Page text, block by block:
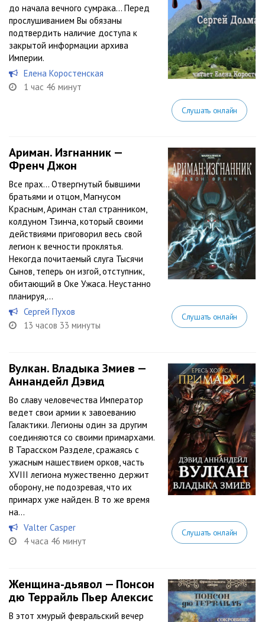
до начала вечного сумрака… Перед
прослушиванием Вы обязаны
подтвердить наличие доступа к
закрытой информации архива
Империи.
Елена Коростенская
1 час 46 минут
Слушать онлайн
Ариман. Изгнанник —
Френч Джон
Все прах… Отвергнутый бывшими
братьями и отцом, Магнусом
Красным, Ариман стал странником,
колдуном Тзинча, который своими
действиями приговорил весь свой
легион к вечности проклятья.
Некогда почитаемый слуга Тысячи
Сынов, теперь он изгой, отступник,
обитающий в Оке Ужаса. Неустанно
планируя,...
Сергей Пухов
13 часов 33 минуты
Слушать онлайн
Вулкан. Владыка Змиев —
Аннандейл Дэвид
Во славу человечества Император
ведет свои армии к завоеванию
Галактики. Легионы один за другим
соединяются со своими примархами.
В Тарасском Разделе, сражаясь с
ужасным нашествием орков, часть
XVIII легиона мужественно держит
оборону, не подозревая, что их
примарх уже найден. В то же время
на...
Valter Casper
4 часа 46 минут
Слушать онлайн
Женщина-дьявол — Понсон
дю Террайль Пьер Алексис
В этот хмурый февральский вечер